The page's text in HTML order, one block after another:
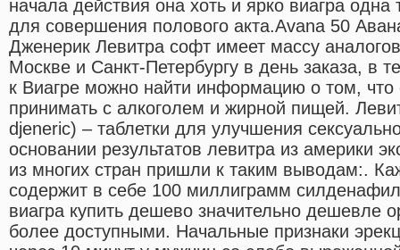
начала действия она хоть и ярко виагра одна
для совершения полового акта.Avana 50
Дженерик Левитра софт имеет массу
Москве и Санкт-Петербургу в день заказа, в
к Виагре можно найти информацию о том, что
принимать с алкоголем и жирной пищей.
djeneric) – таблетки для улучшения
основании результатов левитра из америки
из многих стран пришли к таким выводам:.
содержит в себе 100 миллиграмм
виагра купить дешево значительно дешевле
более доступными. Начальные признаки